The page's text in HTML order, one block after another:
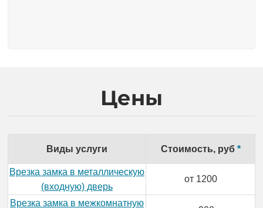
Цены
Виды услуги Стоимость, руб *
Врезка замка в металлическую
(входную) дверь
от 1200
Врезка замка в межкомнатную